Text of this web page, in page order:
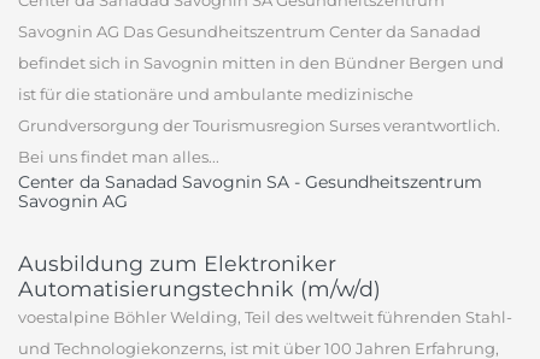
Savognin AG Das Gesundheitszentrum Center da Sanadad
befindet sich in Savognin mitten in den Bündner Bergen und
ist für die stationäre und ambulante medizinische
Grundversorgung der Tourismusregion Surses verantwortlich.
Bei uns findet man alles...
Center da Sanadad Savognin SA - Gesundheitszentrum
Savognin AG
Ausbildung zum Elektroniker
Automatisierungstechnik (m/w/d)
voestalpine Böhler Welding, Teil des weltweit führenden Stahl-
und Technologiekonzerns, ist mit über 100 Jahren Erfahrung,